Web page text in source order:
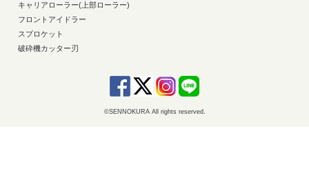
キャリアローラー(上部ローラー)
フロントアイドラー
スプロケット
破砕機カッター刃
©SENNOKURA All rights reserved.